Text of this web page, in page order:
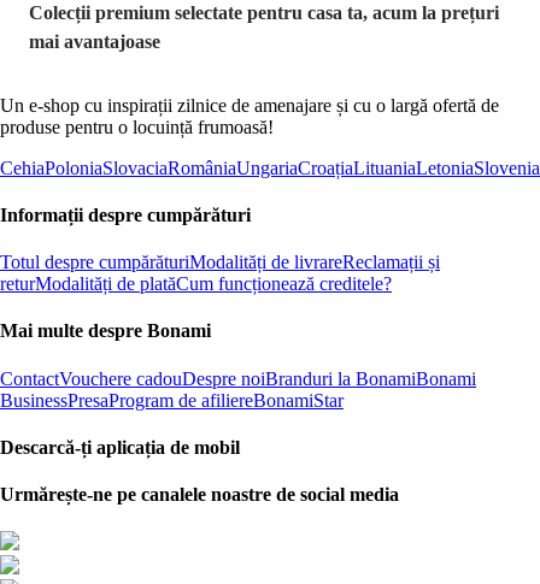
Colecții premium selectate pentru casa ta, acum la prețuri
mai avantajoase
Un e-shop cu inspirații zilnice de amenajare și cu o largă ofertă de
produse pentru o locuință frumoasă!
CehiaPoloniaSlovaciaRomâniaUngariaCroațiaLituaniaLetoniaSlovenia
Informații despre cumpărături
Totul despre cumpărăturiModalități de livrareReclamații și
returModalități de platăCum funcționează creditele?
Mai multe despre Bonami
ContactVouchere cadouDespre noiBranduri la BonamiBonami
BusinessPresaProgram de afiliereBonamiStar
Descarcă-ți aplicația de mobil
Urmărește-ne pe canalele noastre de social media